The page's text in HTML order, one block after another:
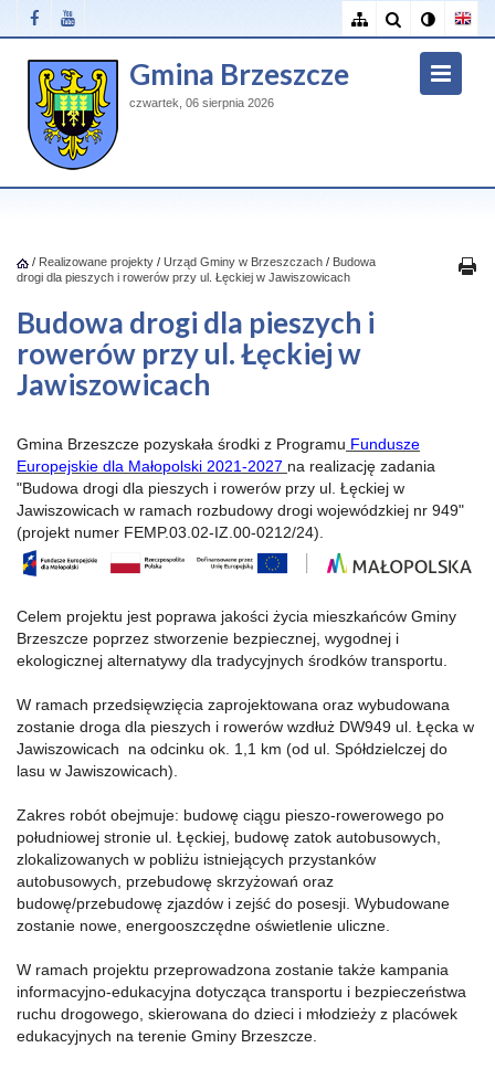
Gmina Brzeszcze
czwartek, 06 sierpnia 2026
/ Realizowane projekty / Urząd Gminy w Brzeszczach / Budowa
drogi dla pieszych i rowerów przy ul. Łęckiej w Jawiszowicach
Budowa drogi dla pieszych i
rowerów przy ul. Łęckiej w
Jawiszowicach
Gmina Brzeszcze pozyskała środki z Programu Fundusze
Europejskie dla Małopolski 2021-2027 na realizację zadania
"Budowa drogi dla pieszych i rowerów przy ul. Łęckiej w
Jawiszowicach w ramach rozbudowy drogi wojewódzkiej nr 949"
(projekt numer FEMP.03.02-IZ.00-0212/24).
Celem projektu jest poprawa jakości życia mieszkańców Gminy
Brzeszcze poprzez stworzenie bezpiecznej, wygodnej i
ekologicznej alternatywy dla tradycyjnych środków transportu.
W ramach przedsięwzięcia zaprojektowana oraz wybudowana
zostanie droga dla pieszych i rowerów wzdłuż DW949 ul. Łęcka w
Jawiszowicach na odcinku ok. 1,1 km (od ul. Spółdzielczej do
lasu w Jawiszowicach).
Zakres robót obejmuje: budowę ciągu pieszo-rowerowego po
południowej stronie ul. Łęckiej, budowę zatok autobusowych,
zlokalizowanych w pobliżu istniejących przystanków
autobusowych, przebudowę skrzyżowań oraz
budowę/przebudowę zjazdów i zejść do posesji. Wybudowane
zostanie nowe, energooszczędne oświetlenie uliczne.
W ramach projektu przeprowadzona zostanie także kampania
informacyjno-edukacyjna dotycząca transportu i bezpieczeństwa
ruchu drogowego, skierowana do dzieci i młodzieży z placówek
edukacyjnych na terenie Gminy Brzeszcze.